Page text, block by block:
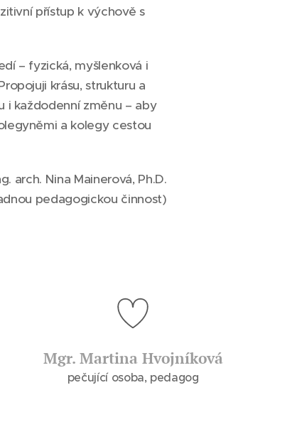
přístup k výchově s
– fyzická, myšlenková i
krásu, strukturu a
i každodenní změnu – aby
a kolegy cestou
arch. Nina Mainerová, Ph.D.
pedagogickou činnost)
Mgr. Martina Hvojníková
pečující osoba, pedagog